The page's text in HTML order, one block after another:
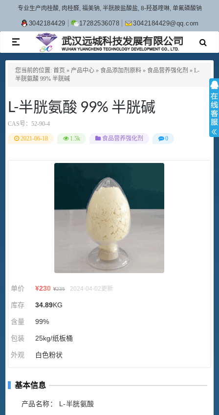
专业生产肉桂酸, 肉桂醛, 福美钠, 半胱胺盐酸盐, 8-羟基喹啉, 单氟磷酸钠
3042184429 17282536078 3042184429@qq.com
TOGGLE
NAVIGATION
您当前的位置: 首页 » 产品中心 » 食品添加剂原料 » 食品营养强化剂 » L-
半胱氨酸 99% 半胱碱
L-半胱氨酸 99% 半胱碱
CAS号： 52-90-4
2021-06-18 1.5k 食品营养强化剂 0
单价 ¥230 ¥235 2024-04-02更新
库存 34.89KG
含量 99%
包装 25kg/纸板桶
外观 白色粉状
基本信息
产品名称： L-半胱氨酸